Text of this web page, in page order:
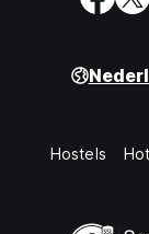
Hostels